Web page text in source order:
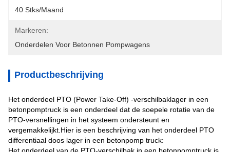
40 Stks/maand
Markeren:
Onderdelen Voor Betonnen Pompwagens
Productbeschrijving
Het onderdeel PTO (Power Take-Off) -verschilbaklager in een
betonpomptruck is een onderdeel dat de soepele rotatie van de
PTO-versnellingen in het systeem ondersteunt en
vergemakkelijkt.Hier is een beschrijving van het onderdeel PTO
differentiaal doos lager in een betonpomp truck: